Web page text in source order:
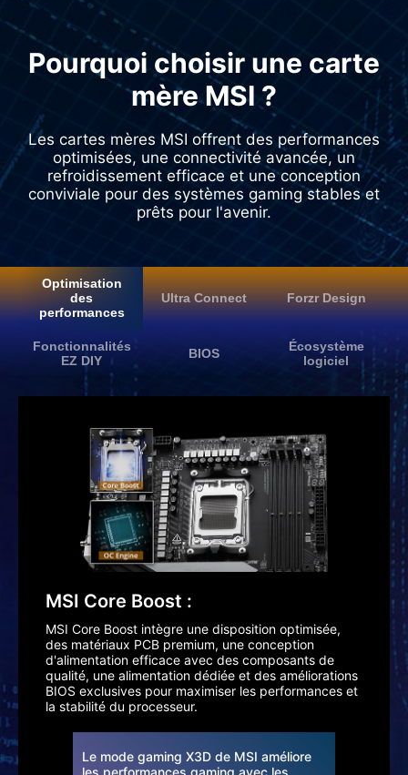
Pourquoi choisir une carte
mère MSI ?
Les cartes mères MSI offrent des performances
optimisées, une connectivité avancée, un
refroidissement efficace et une conception
conviviale pour des systèmes gaming stables et
prêts pour l'avenir.
Optimisation
des
performances
Ultra Connect Forzr Design
Fonctionnalités
EZ DIY
BIOS
Écosystème
logiciel
MSI Core Boost :
MSI Core Boost intègre une disposition optimisée,
des matériaux PCB premium, une conception
d'alimentation efficace avec des composants de
qualité, une alimentation dédiée et des améliorations
BIOS exclusives pour maximiser les performances et
la stabilité du processeur.
Le mode gaming X3D de MSI améliore
les performances gaming avec les